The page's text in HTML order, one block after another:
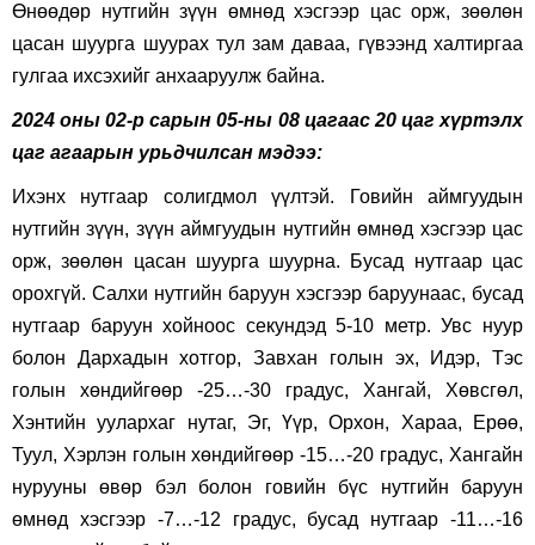
Өнөөдөр нутгийн зүүн өмнөд хэсгээр цас орж, зөөлөн
цасан шуурга шуурах тул зам даваа, гүвээнд халтиргаа
гулгаа ихсэхийг анхааруулж байна.
2024 оны 02-р сарын 05-ны 08 цагаас 20 цаг хүртэлх
цаг агаарын урьдчилсан мэдээ:
Ихэнх нутгаар солигдмол үүлтэй. Говийн аймгуудын
нутгийн зүүн, зүүн аймгуудын нутгийн өмнөд хэсгээр цас
орж, зөөлөн цасан шуурга шуурна. Бусад нутгаар цас
орохгүй. Салхи нутгийн баруун хэсгээр баруунаас, бусад
нутгаар баруун хойноос секундэд 5-10 метр. Увс нуур
болон Дархадын хотгор, Завхан голын эх, Идэр, Тэс
голын хөндийгөөр -25…-30 градус, Хангай, Хөвсгөл,
Хэнтийн уулархаг нутаг, Эг, Үүр, Орхон, Хараа, Ерөө,
Туул, Хэрлэн голын хөндийгөөр -15…-20 градус, Хангайн
нурууны өвөр бэл болон говийн бүс нутгийн баруун
өмнөд хэсгээр -7…-12 градус, бусад нутгаар -11…-16